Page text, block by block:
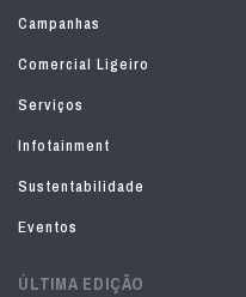
Campanhas
Comercial Ligeiro
Serviços
Infotainment
Sustentabilidade
Eventos
ÚLTIMA EDIÇÃO